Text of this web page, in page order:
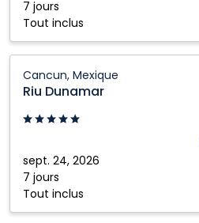
7 jours
Tout inclus
Mexique
Cancun, Mexique
Riu Dunamar
sept. 24, 2026
7 jours
Tout inclus
Dunamar:
Cancun,
Mexique